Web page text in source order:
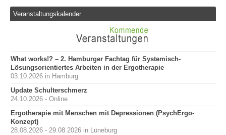
Veranstaltungskalender
What works!? – 2. Hamburger Fachtag für Systemisch-
Lösungsorientiertes Arbeiten in der Ergotherapie
03.10.2026 in Hamburg
Update Schulterschmerz
24.10.2026 - Online
Ergotherapie mit Menschen mit Depressionen (PsychErgo-
Konzept)
28.08.2026 - 29.08.2026 in Lüneburg